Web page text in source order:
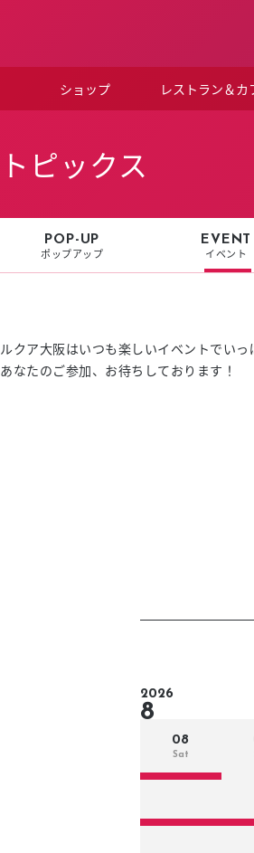
ショップ レストラン＆カ
トピックス
POP-UP
ポップアップ
EVENT
イベント
ルクア大阪はいつも楽しいイベントでいっ
あなたのご参加、お待ちしております！
2026
8
08
Sat